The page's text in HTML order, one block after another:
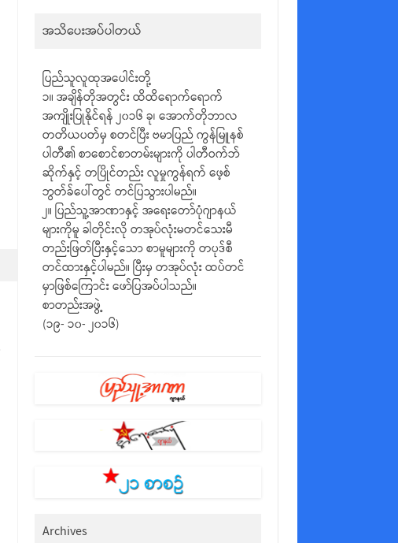
အသိပေးအပ်ပါတယ်
ပြည်သူလူထုအပေါင်းတို့
၁။ အချိန်တိုအတွင်း ထိထိရောက်ရောက်
အကျိုးပြုနိုင်ရန် ၂၀၁၆ ခု၊ အောက်တိုဘာလ
တတိယပတ်မှ စတင်ပြီး ဗမာပြည် ကွန်မြူနစ်
ပါတီ၏ စာစောင်စာတမ်းများကို ပါတီဝက်ဘ်
ဆိုက်နှင့် တပြိုင်တည်း လူမှုကွန်ရက် ဖေ့စ်
ဘွတ်ခ်ပေါ်တွင် တင်ပြသွားပါမည်။
၂။ ပြည်သူ့အာဏာနှင့် အရေးတော်ပုံဂျာနယ်
များကိုမူ ခါတိုင်းလို တအုပ်လုံးမတင်သေးမီ
တည်းဖြတ်ပြီးနှင့်သော စာမူများကို တပုဒ်စီ
တင်ထားနှင့်ပါမည်။ ပြီးမှ တအုပ်လုံး ထပ်တင်
မှာဖြစ်ကြောင်း ဖော်ပြအပ်ပါသည်။
စာတည်းအဖွဲ့
(၁၉- ၁၀- ၂၀၁၆)
Archives